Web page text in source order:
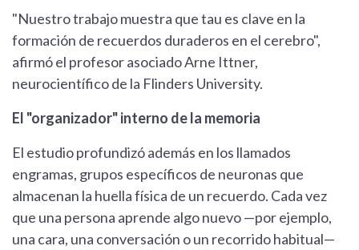
"Nuestro trabajo muestra que tau es clave en la
formación de recuerdos duraderos en el cerebro",
afirmó el profesor asociado Arne Ittner,
neurocientífico de la Flinders University.
El "organizador" interno de la memoria
El estudio profundizó además en los llamados
engramas, grupos específicos de neuronas que
almacenan la huella física de un recuerdo. Cada vez
que una persona aprende algo nuevo —por ejemplo,
una cara, una conversación o un recorrido habitual—